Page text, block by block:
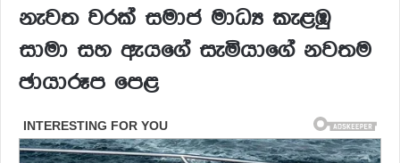
නැවත වරක් සමාජ මාධ්‍ය කැළඹු
සාමා සහ ඇයගේ සැමියාගේ නවතම
ඡායාරූප පෙළ